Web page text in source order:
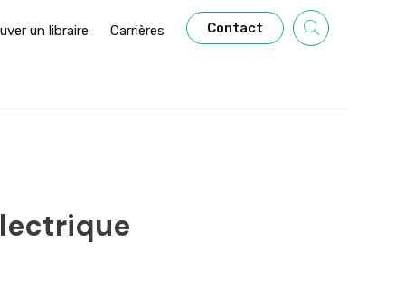
un libraire Carrières Contact